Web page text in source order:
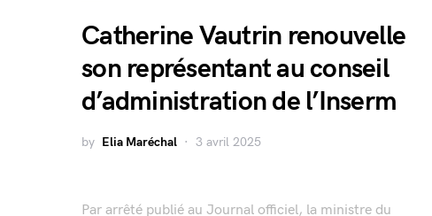
​Catherine Vautrin renouvelle
son représentant au conseil
d’administration de l’Inserm
by Elia Maréchal 3 avril 2025
Par arrêté publié au Journal officiel, la ministre du